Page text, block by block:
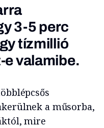
3-5 perc
tízmillió
valamibe.
a műsorba,
mire